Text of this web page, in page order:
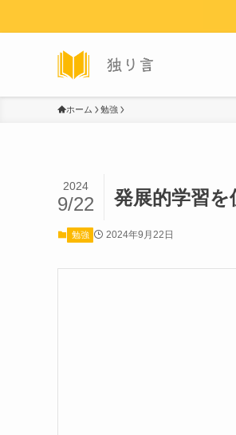
ホーム 勉強
発展的学習
2024
9/22
勉強 2024年9月22日